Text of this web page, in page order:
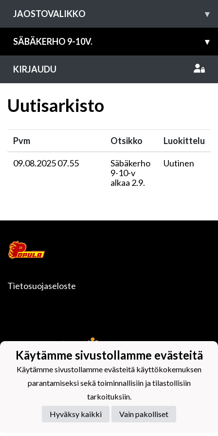
JAOSTOVALIKKO ▾
SÄBÄKERHO 9-10V. ▾
KIRJAUDU
Uutisarkisto
Pvm Otsikko Luokittelu
09.08.2025 07.55
Säbäkerho
9-10-v
alkaa 2.9.
Uutinen
Tietosuojaseloste
Powered by
Käytämme sivustollamme evästeitä
Käytämme sivustollamme evästeitä käyttökokemuksen
parantamiseksi sekä toiminnallisiin ja tilastollisiin
tarkoituksiin.
Hyväksy kaikki
Vain pakolliset